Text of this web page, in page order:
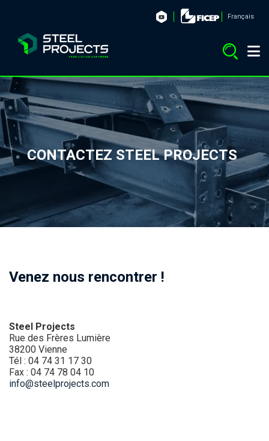
Français
CONTACTEZ STEEL PROJECTS
Venez nous rencontrer !
Steel Projects
Rue des Frères Lumière
38200 Vienne
Tél : 04 74 31 17 30
Fax : 04 74 78 04 10
info@steelprojects.com